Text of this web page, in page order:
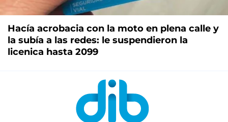
Hacía acrobacia con la moto en plena calle y
la subía a las redes: le suspendieron la
licenica hasta 2099